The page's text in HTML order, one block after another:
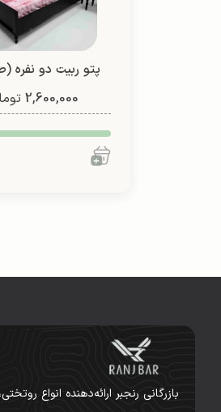
پتو ربیت دو نفره
2,600,000
بازرگانی رنجبر ارائه‌دهنده انواع